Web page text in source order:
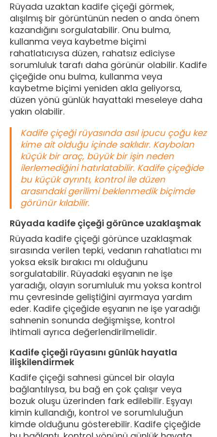
Rüyada uzaktan kadife çiçeği görmek,
alışılmış bir görüntünün neden o anda önem
kazandığını sorgulatabilir. Onu bulma,
kullanma veya kaybetme biçimi
rahatlatıcıysa düzen, rahatsız ediciyse
sorumluluk tarafı daha görünür olabilir. Kadife
çiçeğide onu bulma, kullanma veya
kaybetme biçimi yeniden akla geliyorsa,
düzen yönü günlük hayattaki meseleye daha
yakın olabilir.
Kadife çiçeği rüyasında asıl ipucu çoğu kez
kime ait olduğu içinde saklıdır. Kaybolan
küçük bir araç, büyük bir işin neden
ilerlemediğini hatırlatabilir. Kadife çiçeğide
bu küçük ayrıntı, kontrol ile düzen
arasındaki gerilimi beklenmedik biçimde
görünür kılabilir.
Rüyada kadife çiçeği görünce uzaklaşmak
Rüyada kadife çiçeği görünce uzaklaşmak
sırasında verilen tepki, vedanın rahatlatıcı mı
yoksa eksik bırakıcı mı olduğunu
sorgulatabilir. Rüyadaki eşyanın ne işe
yaradığı, olayın sorumluluk mu yoksa kontrol
mu çevresinde geliştiğini ayırmaya yardım
eder. Kadife çiçeğide eşyanın ne işe yaradığı
sahnenin sonunda değişmişse, kontrol
ihtimali ayrıca değerlendirilmelidir.
Kadife çiçeği rüyasını günlük hayatla
ilişkilendirmek
Kadife çiçeği sahnesi güncel bir olayla
bağlantılıysa, bu bağ en çok çalışır veya
bozuk oluşu üzerinden fark edilebilir. Eşyayı
kimin kullandığı, kontrol ve sorumluluğun
kimde olduğunu gösterebilir. Kadife çiçeğide